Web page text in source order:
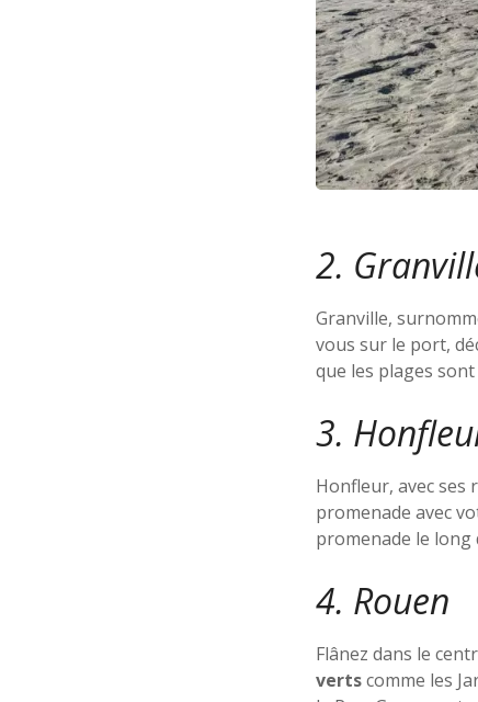
2.
Granville,
vous sur le port,
que les plages
3.
Honfleur, avec
promenade avec
promenade le
4. Rouen
Flânez dans le
vertscomme les